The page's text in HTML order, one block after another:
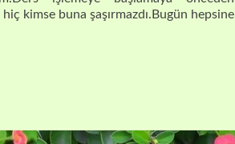
kimse buna şaşırmazdı.Bugün hepsine